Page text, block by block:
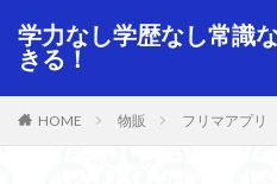
学力なし学歴なし常識
きる！
HOME 物販 フリマアプリ